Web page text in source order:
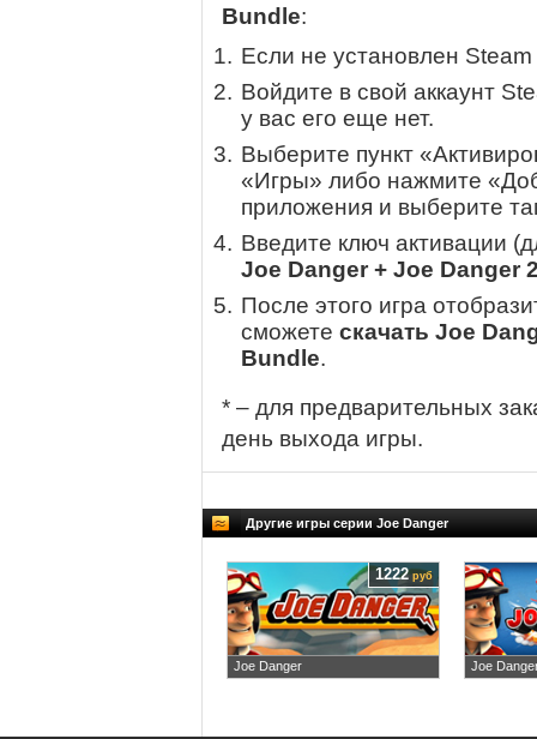
Bundle:
Если не установлен
Войдите в свой аккаунт
у вас его еще нет.
Выберите пункт
«Игры» либо нажмите
приложения и выберите
Введите ключ активации
Joe Danger + Joe Danger
После этого игра
сможете скачать Joe
Bundle.
* – для предварительных
день выхода игры.
Другие игры серии Joe Danger
Joe Danger
1222 руб
Joe